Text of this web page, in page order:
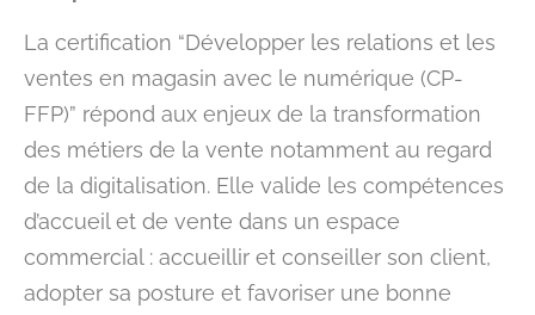
La certification “Développer les relations et les
ventes en magasin avec le numérique (CP-
FFP)” répond aux enjeux de la transformation
des métiers de la vente notamment au regard
de la digitalisation. Elle valide les compétences
d’accueil et de vente dans un espace
commercial : accueillir et conseiller son client,
adopter sa posture et favoriser une bonne